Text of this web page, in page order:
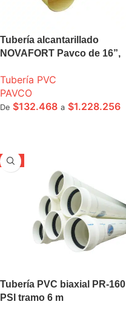
Tubería alcantarillado
NOVAFORT Pavco de 16”,
Tubería PVC
PAVCO
De $132.468 a $1.228.256
-5%
Tubería PVC biaxial PR-160
PSI tramo 6 m